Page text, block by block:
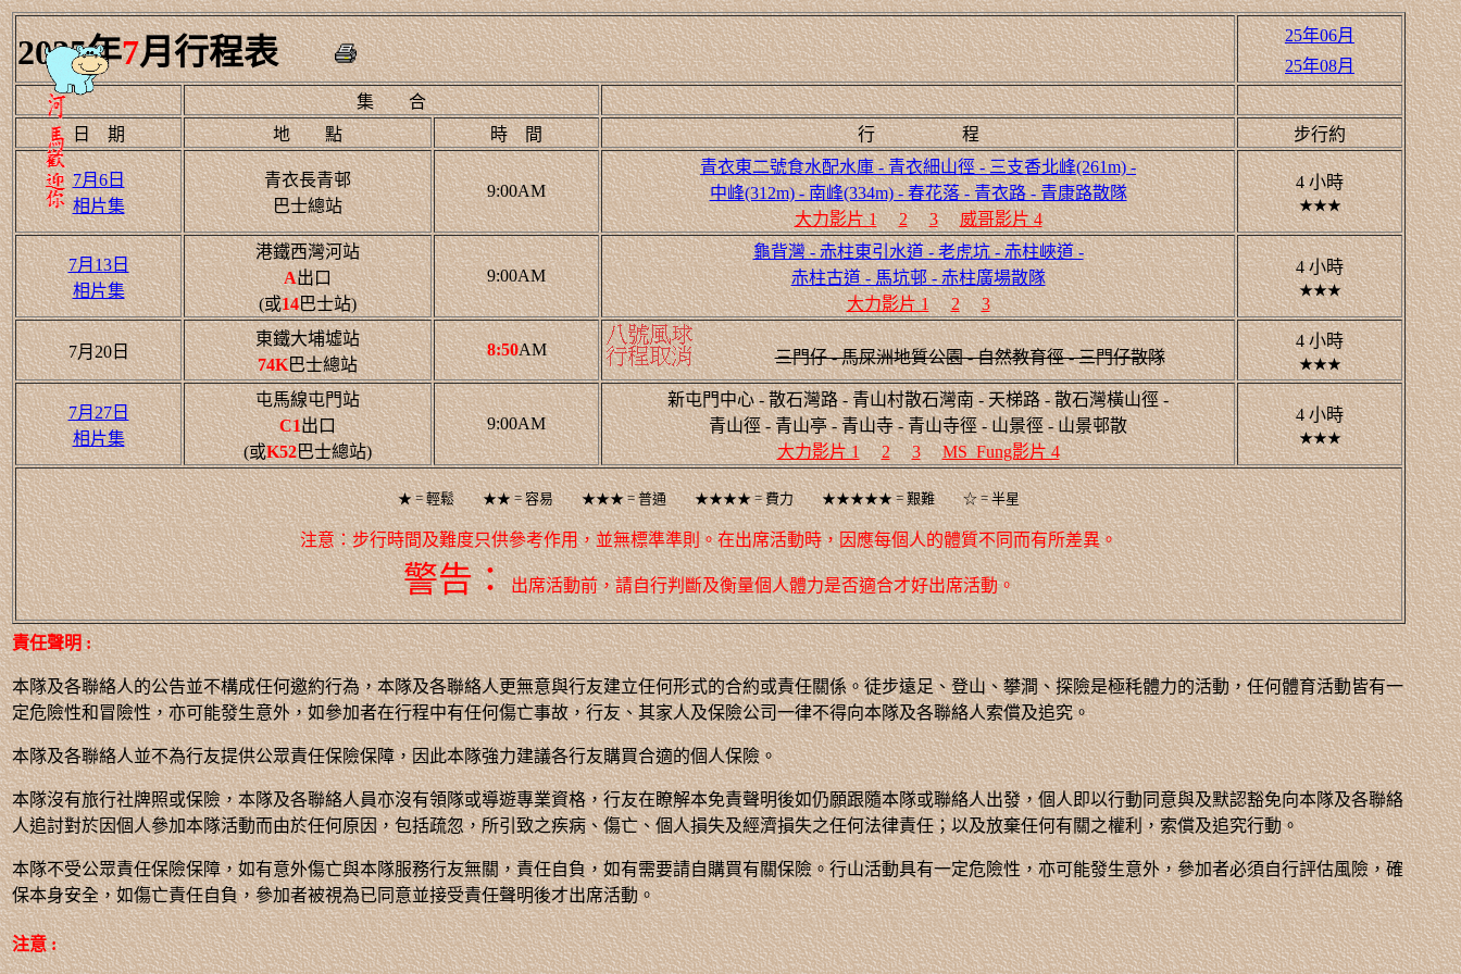
2025年7月行程表
25年06月
25年08月
集 合
日 期
地 點 時 間 行 程 步行約
7月6日
相片集
青衣長青邨
巴士總站
9:00AM
青衣東二號食水配水庫 - 青衣細山徑 - 三支香北峰(261m) -
中峰(312m) - 南峰(334m) - 春花落 - 青衣路 - 青康路散隊
大力影片 1
2 3 威哥影片 4
4 小時
★★★
7月13日
相片集
港鐵西灣河站
A出口
(或14巴士站)
9:00AM
龜背灣 - 赤柱東引水道 - 老虎坑 - 赤柱峽道 -
赤柱古道 - 馬坑邨 - 赤柱廣場散隊
大力影片 1
2 3
4 小時
★★★
7月20日
東鐵大埔墟站
74K巴士總站
8:50AM 三門仔 - 馬屎洲地質公園 - 自然教育徑 - 三門仔散隊
4 小時
★★★
7月27日
相片集
屯馬線屯門站
C1出口
(或K52巴士總站)
9:00AM
新屯門中心 - 散石灣路 - 青山村散石灣南 - 天梯路 - 散石灣橫山徑 -
青山徑 - 青山亭 - 青山寺 - 青山寺徑 - 山景徑 - 山景邨散
大力影片 1
2 3 MS_Fung影片 4
4 小時
★★★
★ = 輕鬆 ★★ = 容易 ★★★ = 普通 ★★★★ = 費力 ★★★★★ = 艱難 ☆ = 半星
注意：步行時間及難度只供參考作用，並無標準準則。在出席活動時，因應每個人的體質不同而有所差異。
警告：出席活動前，請自行判斷及衡量個人體力是否適合才好出席活動。
責任聲明 :
本隊及各聯絡人的公告並不構成任何邀約行為，本隊及各聯絡人更無意與行友建立任何形式的合約或責任關係。徒步遠足、登山、攀澗、探險是極秏體力的活動，任何體育活動皆有一
定危險性和冒險性，亦可能發生意外，如參加者在行程中有任何傷亡事故，行友、其家人及保險公司一律不得向本隊及各聯絡人索償及追究。
本隊及各聯絡人並不為行友提供公眾責任保險保障，因此本隊強力建議各行友購買合適的個人保險。
本隊沒有旅行社牌照或保險，本隊及各聯絡人員亦沒有領隊或導遊專業資格，行友在瞭解本免責聲明後如仍願跟隨本隊或聯絡人出發，個人即以行動同意與及默認豁免向本隊及各聯絡
人追討對於因個人參加本隊活動而由於任何原因，包括疏忽，所引致之疾病、傷亡、個人損失及經濟損失之任何法律責任；以及放棄任何有關之權利，索償及追究行動。
本隊不受公眾責任保險保障，如有意外傷亡與本隊服務行友無關，責任自負，如有需要請自購買有關保險。行山活動具有一定危險性，亦可能發生意外，參加者必須自行評估風險，確
保本身安全，如傷亡責任自負，參加者被視為已同意並接受責任聲明後才出席活動。
注意 :